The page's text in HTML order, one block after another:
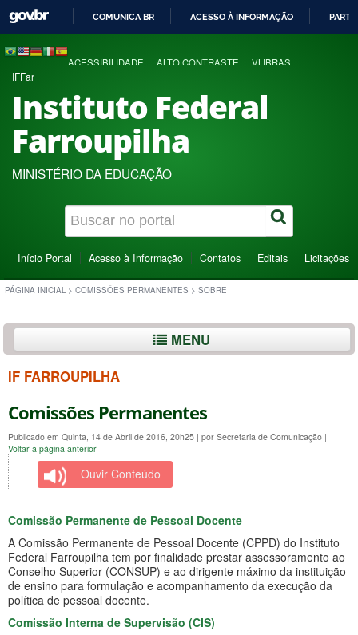
COMUNICA BR ACESSO À INFORMAÇÃO
ACESSIBILIDADE ALTO CONTRASTE VLIBRAS
IFFar
Instituto Federal
Farroupilha
MINISTÉRIO DA EDUCAÇÃO
Início Portal Acesso à Informação Contatos Editais Licitações
PÁGINA INICIAL > COMISSÕES PERMANENTES > SOBRE
MENU
IF FARROUPILHA
Comissões Permanentes
Publicado em Quinta, 14 de Abril de 2016, 20h25 | por Secretaria de Comunicação |
Voltar à página anterior
Ouvir Conteúdo
Comissão Permanente de Pessoal Docente
A Comissão Permanente de Pessoal Docente (CPPD) do Instituto
Federal Farroupilha tem por finalidade prestar assessoramento ao
Conselho Superior (CONSUP) e ao dirigente máximo da instituição
de ensino para formulação e acompanhamento da execução da
política de pessoal docente.
Comissão Interna de Supervisão (CIS)